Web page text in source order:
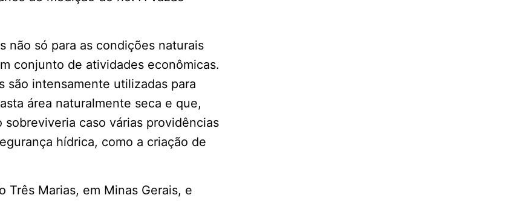
não só para as condições naturais
conjunto de atividades econômicas.
são intensamente utilizadas para
área naturalmente seca e que,
caso várias providências
hídrica, como a criação de
Três Marias, em Minas Gerais, e